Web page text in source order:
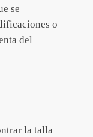
se
o
del
la talla